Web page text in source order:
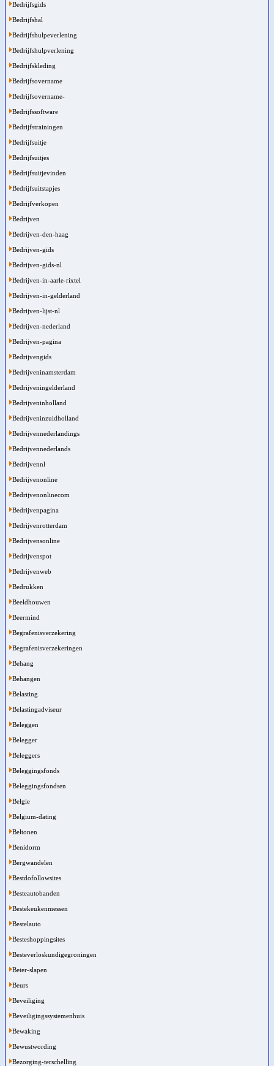
Bedrijfsgids
Bedrijfshal
Bedrijfshulpeverlening
Bedrijfshulpverlening
Bedrijfskleding
Bedrijfsovername
Bedrijfsovername-
Bedrijfssoftware
Bedrijfstrainingen
Bedrijfsuitje
Bedrijfsuitjes
Bedrijfsuitjevinden
Bedrijfsuitstapjes
Bedrijfverkopen
Bedrijven
Bedrijven-den-haag
Bedrijven-gids
Bedrijven-gids-nl
Bedrijven-in-aarle-rixtel
Bedrijven-in-gelderland
Bedrijven-lijst-nl
Bedrijven-nederland
Bedrijven-pagina
Bedrijvengids
Bedrijveninamsterdam
Bedrijveningelderland
Bedrijveninholland
Bedrijveninzuidholland
Bedrijvennederlandings
Bedrijvennederlands
Bedrijvennl
Bedrijvenonline
Bedrijvenonlinecom
Bedrijvenpagina
Bedrijvenrotterdam
Bedrijvensonline
Bedrijvenspot
Bedrijvenweb
Bedrukken
Beeldhouwen
Beermind
Begrafenisverzekering
Begrafenisverzekeringen
Behang
Behangen
Belasting
Belastingadviseur
Beleggen
Belegger
Beleggers
Beleggingsfonds
Beleggingsfondsen
Belgie
Belgium-dating
Beltonen
Benidorm
Bergwandelen
Bestdofollowsites
Besteautobanden
Bestekeukenmessen
Bestelauto
Besteshoppingsites
Besteverloskundigegroningen
Beter-slapen
Beurs
Beveiliging
Beveiligingssystemenhuis
Bewaking
Bewustwording
Bezorging-terschelling